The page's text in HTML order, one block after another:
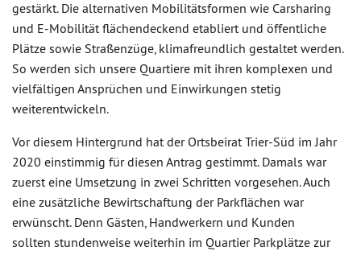
gestärkt. Die alternativen Mobilitätsformen wie Carsharing
und E-Mobilität flächendeckend etabliert und öffentliche
Plätze sowie Straßenzüge, klimafreundlich gestaltet werden.
So werden sich unsere Quartiere mit ihren komplexen und
vielfältigen Ansprüchen und Einwirkungen stetig
weiterentwickeln.
Vor diesem Hintergrund hat der Ortsbeirat Trier-Süd im Jahr
2020 einstimmig für diesen Antrag gestimmt. Damals war
zuerst eine Umsetzung in zwei Schritten vorgesehen. Auch
eine zusätzliche Bewirtschaftung der Parkflächen war
erwünscht. Denn Gästen, Handwerkern und Kunden
sollten stundenweise weiterhin im Quartier Parkplätze zur